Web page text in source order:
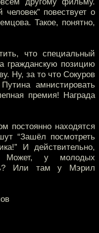
повествует о
Такое, понятно,
что специальный
гражданскую позицию
Ну, за то что Сокуров
амнистировать
премия! Награда
постоянно находятся
“Зашёл посмотреть
И действительно,
Может, у молодых
Или там у Мэрил